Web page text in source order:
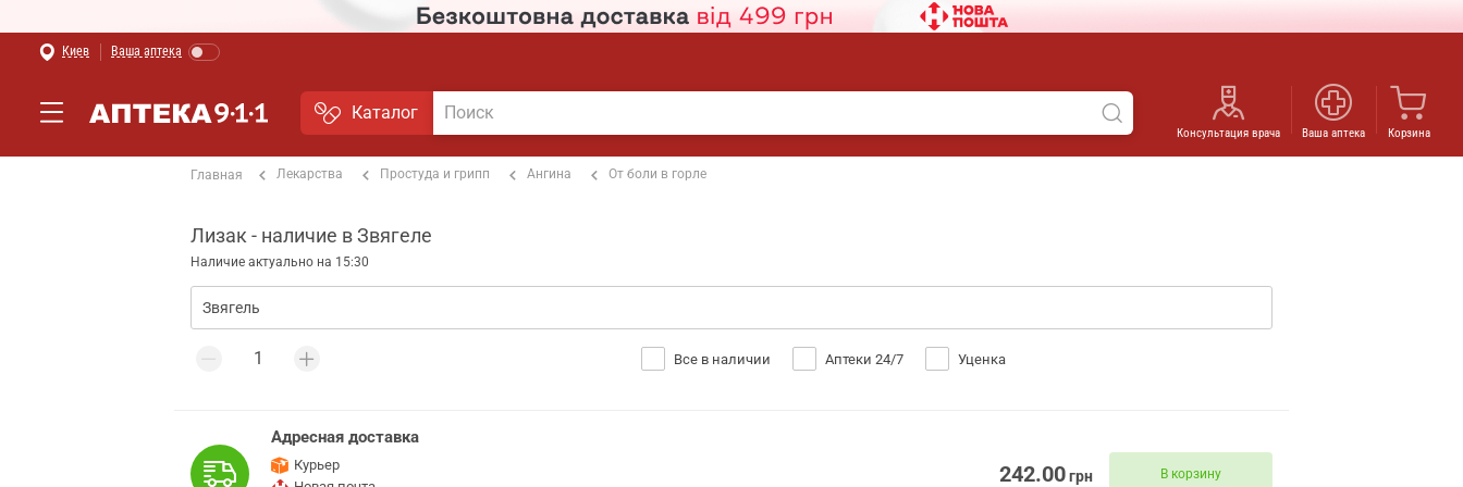
Киев Ваша аптека
Каталог
Консультация врача Ваша аптека Корзина
Главная Лекарства Простуда и грипп Ангина От боли в горле
Лизак - наличие в Звягеле
Наличие актуально на 15:30
Все в наличии Аптеки 24/7 Уценка
Адресная доставка
Курьер
242.00грн В корзину